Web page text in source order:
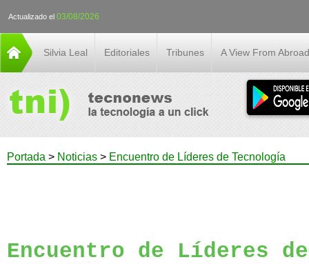
Actualizado el 03/08/2026
Silvia Leal Editoriales Tribunes A View From Abroad
Portada > Noticias > Encuentro de Líderes de Tecnología
Encuentro de Líderes